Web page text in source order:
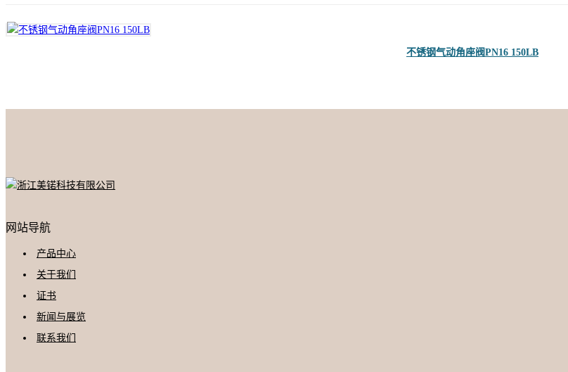
不锈钢气动角座阀PN16 150LB
网站导航
产品中心
关于我们
证书
新闻与展览
联系我们